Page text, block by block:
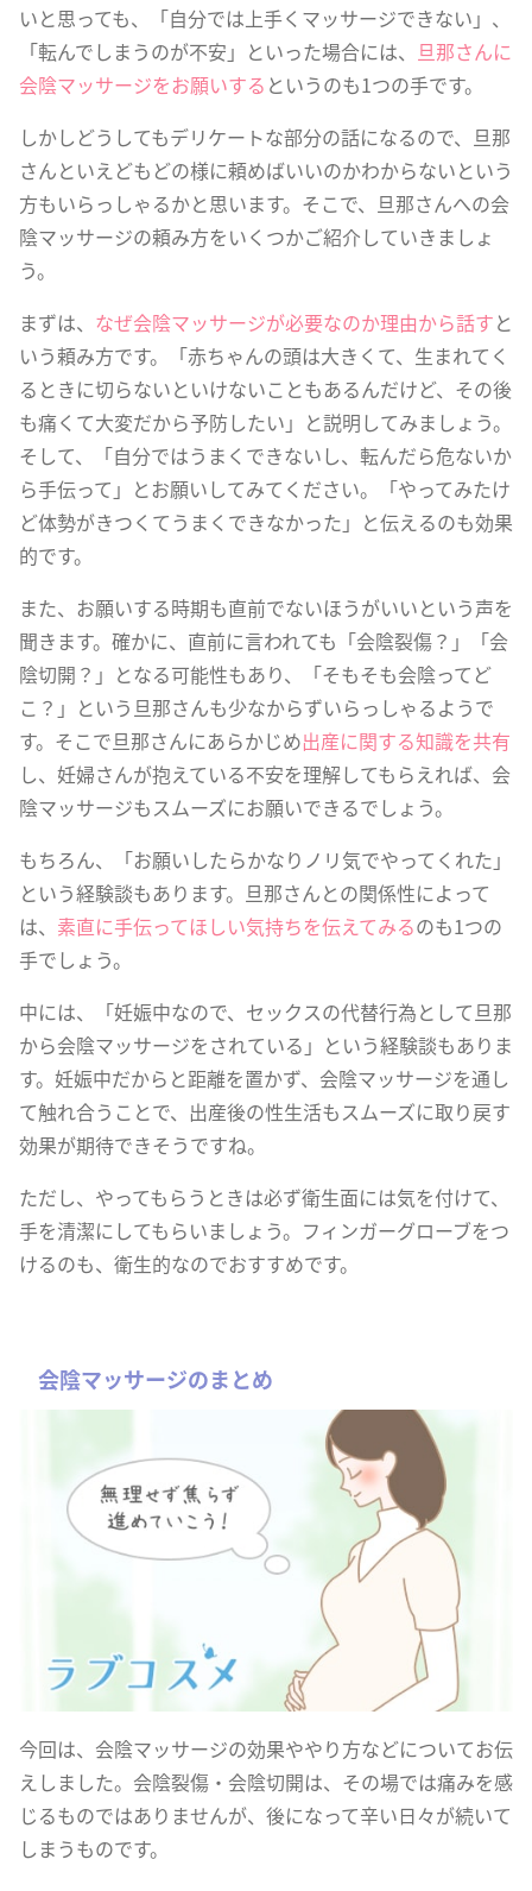
いと思っても、「自分では上手くマッサージできない」、
「転んでしまうのが不安」といった場合には、
旦那さんに
会陰マッサージをお願いする というのも1つの手です。
しかしどうしてもデリケートな部分の話になるので、旦那
さんといえどもどの様に頼めばいいのかわからないという
方もいらっしゃるかと思います。そこで、旦那さんへの会
陰マッサージの頼み方をいくつかご紹介していきましょ
う。
まずは、 なぜ会陰マッサージが必要なのか理由から話すと
いう頼み方です。「赤ちゃんの頭は大きくて、生まれてく
るときに切らないといけないこともあるんだけど、その後
も痛くて大変だから予防したい」と説明してみましょう。
そして、「自分ではうまくできないし、転んだら危ないか
ら手伝って」とお願いしてみてください。「やってみたけ
ど体勢がきつくてうまくできなかった」と伝えるのも効果
的です。
また、お願いする時期も直前でないほうがいいという声を
聞きます。確かに、直前に言われても「会陰裂傷？」「会
陰切開？」となる可能性もあり、「そもそも会陰ってど
こ？」という旦那さんも少なからずいらっしゃるようで
す。そこで旦那さんにあらかじめ出産に関する知識を共有
し、妊婦さんが抱えている不安を理解してもらえれば、会
陰マッサージもスムーズにお願いできるでしょう。
もちろん、「お願いしたらかなりノリ気でやってくれた」
という経験談もあります。旦那さんとの関係性によって
は、 素直に手伝ってほしい気持ちを伝えてみるのも1つの
手でしょう。
中には、「妊娠中なので、セックスの代替行為として旦那
から会陰マッサージをされている」という経験談もありま
す。妊娠中だからと距離を置かず、会陰マッサージを通し
て触れ合うことで、出産後の性生活もスムーズに取り戻す
効果が期待できそうですね。
ただし、やってもらうときは必ず衛生面には気を付けて、
手を清潔にしてもらいましょう。フィンガーグローブをつ
けるのも、衛生的なのでおすすめです。
会陰マッサージのまとめ
今回は、会陰マッサージの効果ややり方などについてお伝
えしました。会陰裂傷・会陰切開は、その場では痛みを感
じるものではありませんが、後になって辛い日々が続いて
しまうものです。